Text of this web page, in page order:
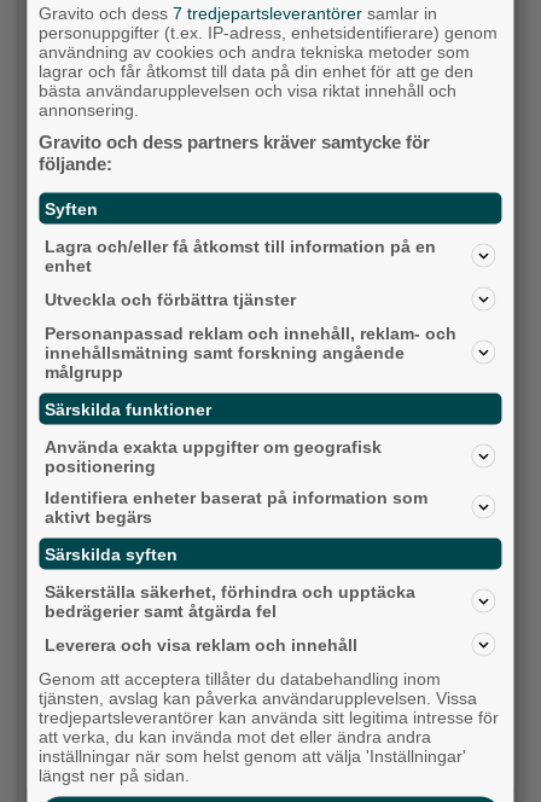
Backa/Kärra
Karnevalstämning på Backadagen
Bjöds på trummor, såpbubblor och grillade räkor
Hisingen
Gravito och dess7 tredjepartsleverantörer samlar in
personuppgifter (t.ex. IP-adress, enhetsidentifierare) genom
användning av cookies och andra tekniska metoder som
lagrar och får åtkomst till data på din enhet för att ge den
bästa användarupplevelsen och visa riktat innehåll och
annonsering.
Gravito och dess partners kräver samtycke för
följande:
Syften
Lagra och/eller få åtkomst till information på en
enhet
Utveckla och förbättra tjänster
Personanpassad reklam och innehåll, reklam- och
innehållsmätning samt forskning angående
målgrupp
Särskilda funktioner
Använda exakta uppgifter om geografisk
positionering
Identifiera enheter baserat på information som
aktivt begärs
Särskilda syften
Säkerställa säkerhet, förhindra och upptäcka
bedrägerier samt åtgärda fel
Leverera och visa reklam och innehåll
Genom att acceptera tillåter du databehandling inom
tjänsten, avslag kan påverka användarupplevelsen. Vissa
tredjepartsleverantörer kan använda sitt legitima intresse för
att verka, du kan invända mot det eller ändra andra
inställningar när som helst genom att välja 'Inställningar'
längst ner på sidan.